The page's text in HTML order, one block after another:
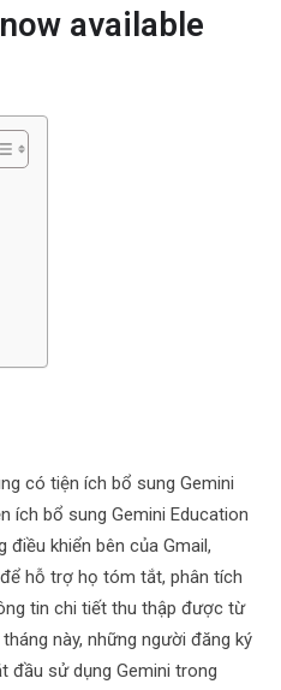
available
có tiện ích bổ sung Gemini
ích bổ sung Gemini Education
điều khiển bên của Gmail,
hỗ trợ họ tóm tắt, phân tích
tin chi tiết thu thập được từ
này, những người đăng ký
đầu sử dụng Gemini trong